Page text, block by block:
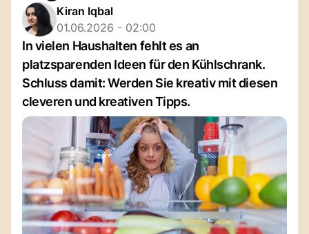
Kiran Iqbal
01.06.2026 - 02:00
In vielen Haushalten fehlt es an
platzsparenden Ideen für den Kühlschrank.
Schluss damit: Werden Sie kreativ mit diesen
cleveren und kreativen Tipps.